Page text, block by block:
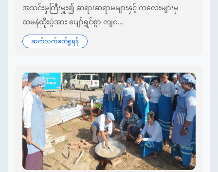
အသင်းမှကြီးမှူး၍ ဆရာ/ဆရာမများနှင့် ကလေးများမှ
ထမနဲထိုးပွဲအား ပျော်ရွှင်စွာ ကျင...
ဆက်လက်ဖတ်ရှုရန်